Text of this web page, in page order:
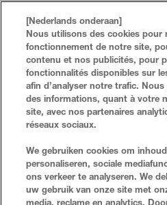
VEELGESTELDE VRAGEN
NEEM CONTACT MET ONS OP
[Nederlands onderaan]
Nous utilisons des cookies pour
fonctionnement de notre site,
contenu et nos publicités, pour
fonctionnalités disponibles sur
afin d’analyser notre trafic.
des informations, quant à votre
site, avec nos partenaires
réseaux sociaux.
We gebruiken cookies om
personaliseren, sociale
ons verkeer te analyseren. We
uw gebruik van onze site met
media, reclame en analytics.